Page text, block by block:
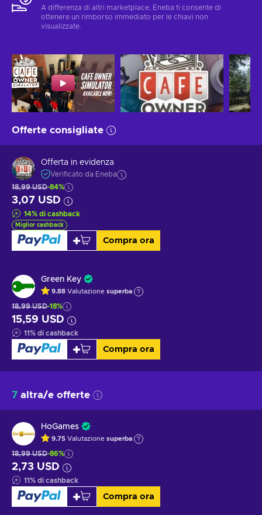
A differenza di altri marketplace, Eneba ti consente di
ottenere un rimborso immediato per le chiavi non
visualizzate.
Offerte consigliate
Offerta in evidenza
Verificato da Eneba
18,99 USD-84%
3,07 USD
14% di cashback
Miglior cashback
Compra ora
Green Key
9.88 Valutazione superba
18,99 USD-18%
15,59 USD
11% di cashback
Compra ora
7 altra/e offerte
HoGames
9.75 Valutazione superba
18,99 USD-86%
2,73 USD
11% di cashback
Compra ora